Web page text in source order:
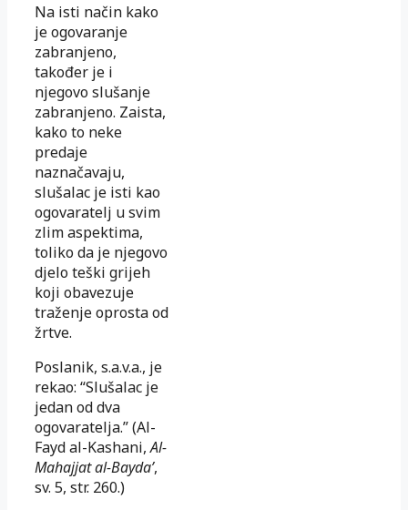
Na isti način kako
je ogovaranje
zabranjeno,
također je i
njegovo slušanje
zabranjeno. Zaista,
kako to neke
predaje
naznačavaju,
slušalac je isti kao
ogovaratelj u svim
zlim aspektima,
toliko da je njegovo
djelo teški grijeh
koji obavezuje
traženje oprosta od
žrtve.
Poslanik, s.a.v.a., je
rekao: “Slušalac je
jedan od dva
ogovaratelja.” (Al-
Fayd al-Kashani,Al-
Mahajjat al-Bayda’,
sv. 5, str. 260.)